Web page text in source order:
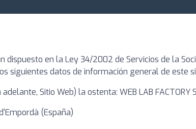
en la Ley 34/2002 de Servicios de la
siguientes datos de información general de este
Sitio Web) la ostenta: WEB LAB
(España)